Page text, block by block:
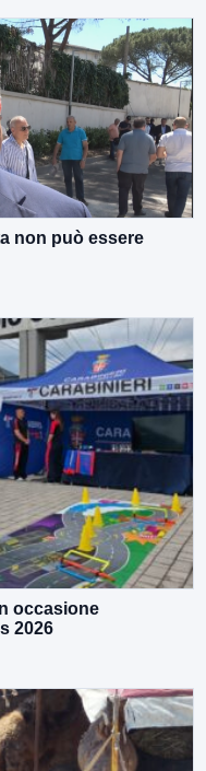
non può essere
occasione
2026